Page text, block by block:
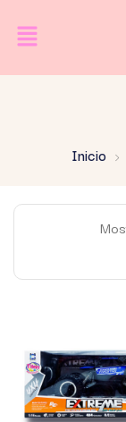
Inicio